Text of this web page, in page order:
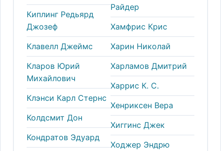
Киплинг Редьярд
Джозеф
Клавелл Джеймс
Кларов Юрий
Михайлович
Клэнси Карл Стернс
Колдсмит Дон
Кондратов Эдуард
Райдер
Хамфрис Крис
Харин Николай
Харламов Дмитрий
Харрис К. С.
Хенриксен Вера
Хиггинс Джек
Ходжер Эндрю